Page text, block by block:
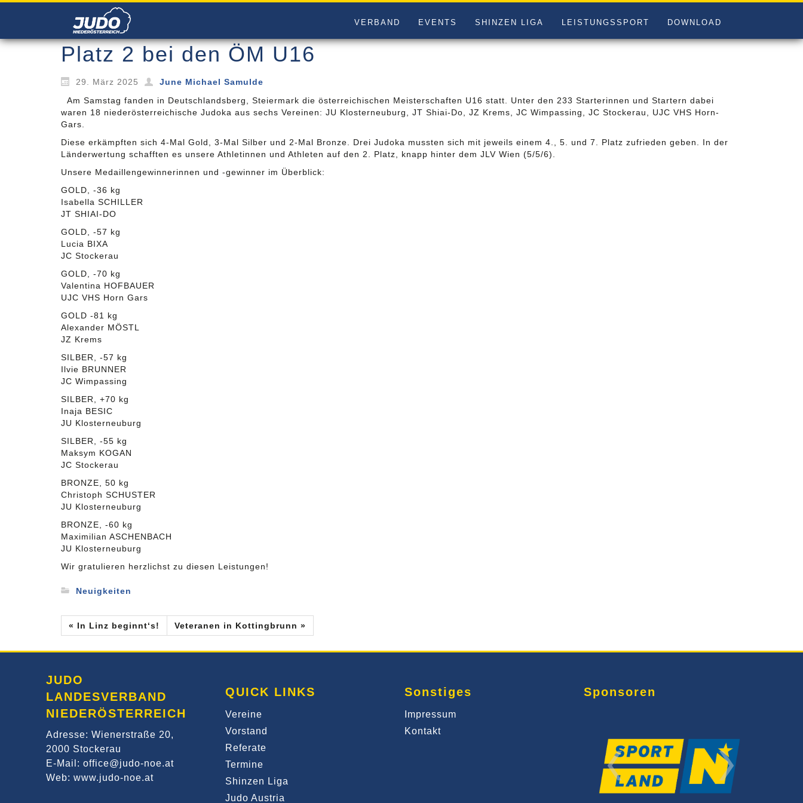
VERBAND EVENTS SHINZEN LIGA LEISTUNGSSPORT DOWNLOAD
Platz 2 bei den ÖM U16
29. März 2025
June Michael Samulde
Am Samstag fanden in Deutschlandsberg, Steiermark die österreichischen Meisterschaften U16 statt. Unter den 233 Starterinnen und Startern dabei
waren 18 niederösterreichische Judoka aus sechs Vereinen: JU Klosterneuburg, JT Shiai-Do, JZ Krems, JC Wimpassing, JC Stockerau, UJC VHS Horn-
Gars.
Diese erkämpften sich 4-Mal Gold, 3-Mal Silber und 2-Mal Bronze. Drei Judoka mussten sich mit jeweils einem 4., 5. und 7. Platz zufrieden geben. In der
Länderwertung schafften es unsere Athletinnen und Athleten auf den 2. Platz, knapp hinter dem JLV Wien (5/5/6).
Unsere Medaillengewinnerinnen und -gewinner im Überblick:
GOLD, -36 kg
Isabella SCHILLER
JT SHIAI-DO
GOLD, -57 kg
Lucia BIXA
JC Stockerau
GOLD, -70 kg
Valentina HOFBAUER
UJC VHS Horn Gars
GOLD -81 kg
Alexander MÖSTL
JZ Krems
SILBER, -57 kg
Ilvie BRUNNER
JC Wimpassing
SILBER, +70 kg
Inaja BESIC
JU Klosterneuburg
SILBER, -55 kg
Maksym KOGAN
JC Stockerau
BRONZE, 50 kg
Christoph SCHUSTER
JU Klosterneuburg
BRONZE, -60 kg
Maximilian ASCHENBACH
JU Klosterneuburg
Wir gratulieren herzlichst zu diesen Leistungen!
Neuigkeiten
« In Linz beginnt‘s! Veteranen in Kottingbrunn »
JUDO
LANDESVERBAND
NIEDERÖSTERREICH
Adresse: Wienerstraße 20,
2000 Stockerau
E-Mail: office@judo-noe.at
Web: www.judo-noe.at
QUICK LINKS
Vereine
Vorstand
Referate
Termine
Shinzen Liga
Judo Austria
Sonstiges
Impressum
Kontakt
Sponsoren